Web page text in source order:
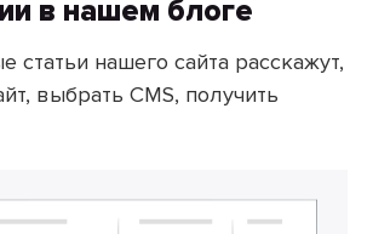
в нашем блоге
статьи нашего сайта расскажут,
выбрать CMS, получить